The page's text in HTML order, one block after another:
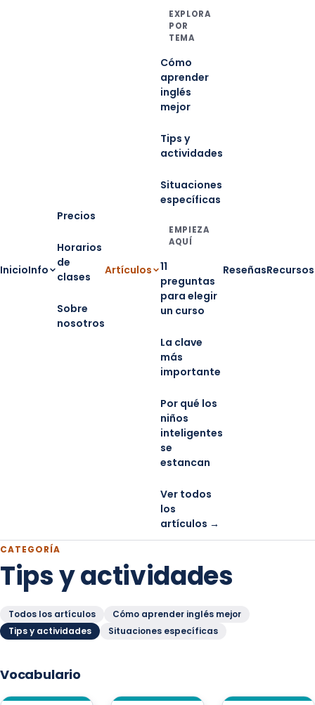
InicioInfo
Precios
Horarios
de
clases
Sobre
nosotros
Artículos
EXPLORA
POR
TEMA
Cómo
aprender
inglés
mejor
Tips y
actividades
Situaciones
específicas
EMPIEZA
AQUÍ
11
preguntas
para elegir
un curso
La clave
más
importante
Por qué los
niños
inteligentes
se
estancan
Ver todos
los
artículos →
ReseñasRecursos
CATEGORÍA
Tips y actividades
Todos los artículos
Cómo aprender inglés mejor
Tips y actividades
Situaciones específicas
Vocabulario